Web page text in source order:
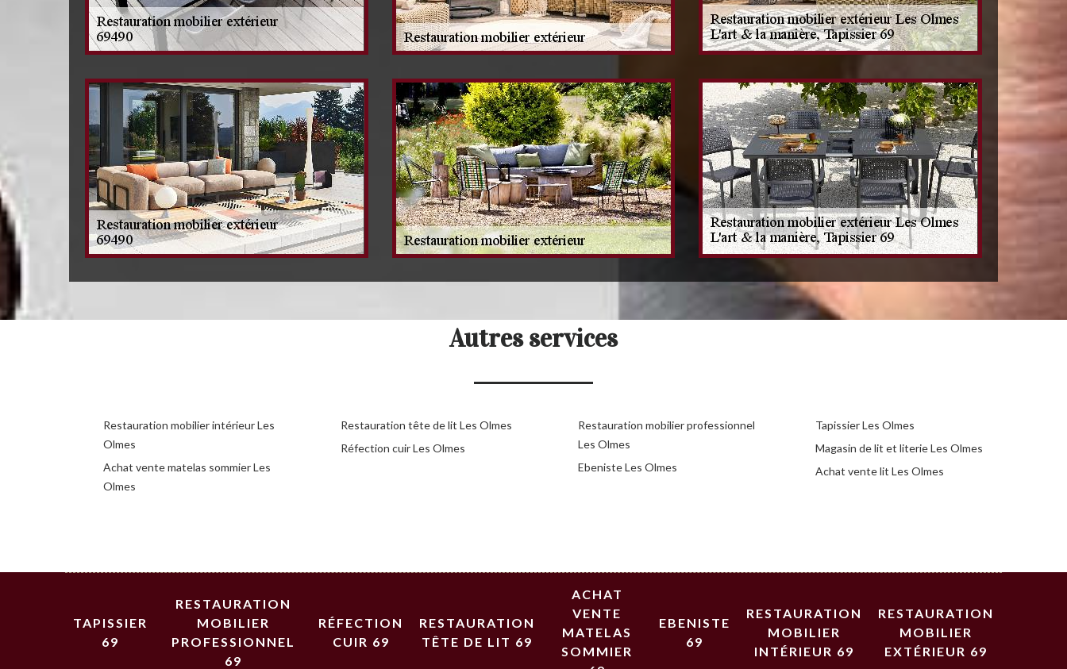
Autres services
Restauration mobilier intérieur Les
Olmes
Achat vente matelas sommier Les
Olmes
Restauration tête de lit Les Olmes
Réfection cuir Les Olmes
Restauration mobilier professionnel
Les Olmes
Ebeniste Les Olmes
Tapissier Les Olmes
Magasin de lit et literie Les Olmes
Achat vente lit Les Olmes
TAPISSIER
69
RESTAURATION
MOBILIER
PROFESSIONNEL
69
RÉFECTION
CUIR 69
RESTAURATION
TÊTE DE LIT 69
ACHAT
VENTE
MATELAS
SOMMIER
EBENISTE
69
RESTAURATION
MOBILIER
INTÉRIEUR 69
RESTAURATION
MOBILIER
EXTÉRIEUR 69